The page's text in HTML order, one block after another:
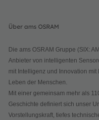
Über ams OSRAM
Die ams OSRAM Gruppe (SIX:
Anbieter von intelligenten
mit Intelligenz und Innovation
Leben der Menschen.
Mit einer gemeinsam mehr als
Geschichte definiert sich unser
Vorstellungskraft, tiefes